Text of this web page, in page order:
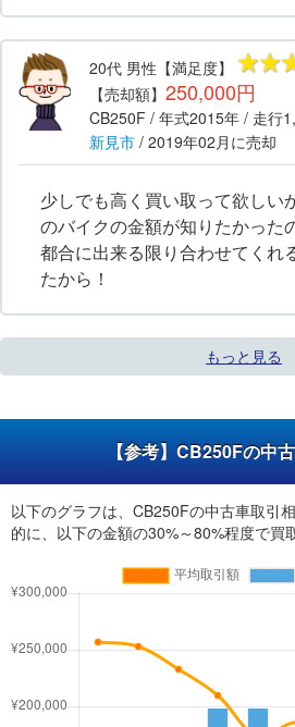
20代 男性 【満足度】
【売却額】 250,000円
CB250F / 年式2015年 / 走行
新見市 / 2019年02月 に売却
少しでも高く買い取って欲しい
のバイクの金額が知りたかった
都合に出来る限り合わせてくれ
たから！
もっと見る
【参考】CB250Fの中
以下のグラフは、CB250Fの中古車取引
的に、以下の金額の30%～80%程度で買